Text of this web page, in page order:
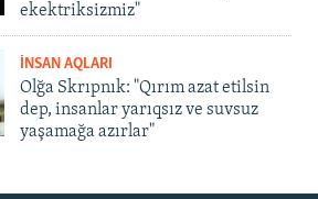
ekektriksizmiz"
İNSAN AQLARI
Olğa Skrıpnık: "Qırım azat etilsin
dep, insanlar yarıqsız ve suvsuz
yaşamağa azırlar"